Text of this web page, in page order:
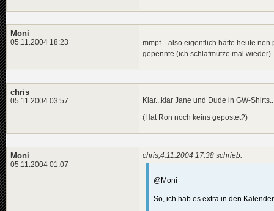
Moni
05.11.2004 18:23
mmpf... also eigentlich hätte heute
gepennte (ich schlafmütze mal wieder)
chris
05.11.2004 03:57 Klar...klar Jane und Dude in GW-
(Hat Ron noch keins gepostet?)
Moni
05.11.2004 01:07
chris,4.11.2004 17:38 schrieb:
@Moni
So, ich hab es extra in den